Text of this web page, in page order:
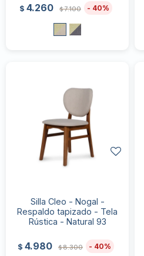
$ 4.260 $7.100 40
Silla Cleo - Nogal -
Respaldo tapizado - Tela
Rústica - Natural 93
$ 4.980 $8.300 40